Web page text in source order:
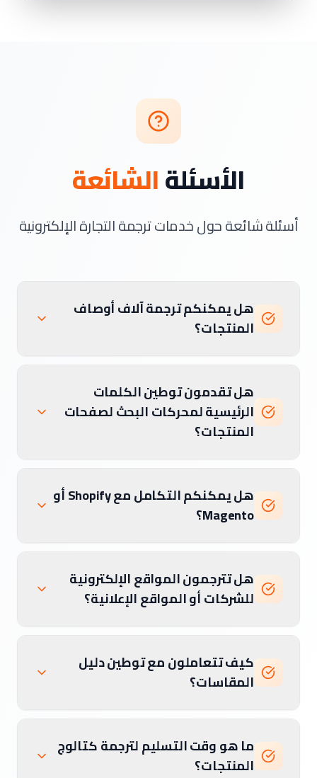
الأسئلةالشائعة
أسئلة شائعة حول خدمات ترجمة التجارة الإلكترونية
هل يمكنكم ترجمة آلاف أوصاف
المنتجات؟
هل تقدمون توطين الكلمات
الرئيسية لمحركات البحث لصفحات
المنتجات؟
هل يمكنكم التكامل مع Shopify أو
Magento؟
هل تترجمون المواقع الإلكترونية
للشركات أو المواقع الإعلانية؟
كيف تتعاملون مع توطين دليل
المقاسات؟
ما هو وقت التسليم لترجمة كتالوج
المنتجات؟